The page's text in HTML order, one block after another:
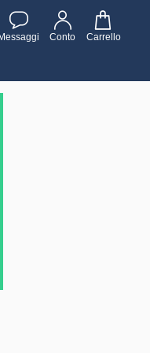
Messaggi Conto Carrello